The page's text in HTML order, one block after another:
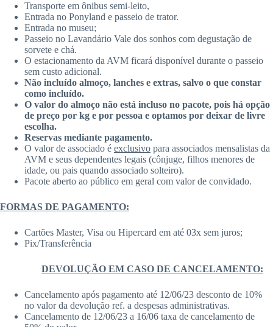
Transporte em ônibus semi-leito,
Entrada no Ponyland e passeio de trator.
Entrada no museu;
Passeio no Lavandário Vale dos sonhos com degustação de
sorvete e chá.
O estacionamento da AVM ficará disponível durante o passeio
sem custo adicional.
Não incluído almoço, lanches e extras, salvo o que constar
como incluído.
O valor do almoço não está incluso no pacote, pois há opção
de preço por kg e por pessoa e optamos por deixar de livre
escolha.
Reservas mediante pagamento.
O valor de associado é exclusivo para associados mensalistas da
AVM e seus dependentes legais (cônjuge, filhos menores de
idade, ou pais quando associado solteiro).
Pacote aberto ao público em geral com valor de convidado.
FORMAS DE PAGAMENTO:
Cartões Master, Visa ou Hipercard em até 03x sem juros;
Pix/Transferência
DEVOLUÇÃO EM CASO DE CANCELAMENTO:
Cancelamento após pagamento até 12/06/23 desconto de 10%
no valor da devolução ref. a despesas administrativas.
Cancelamento de 12/06/23 a 16/06 taxa de cancelamento de